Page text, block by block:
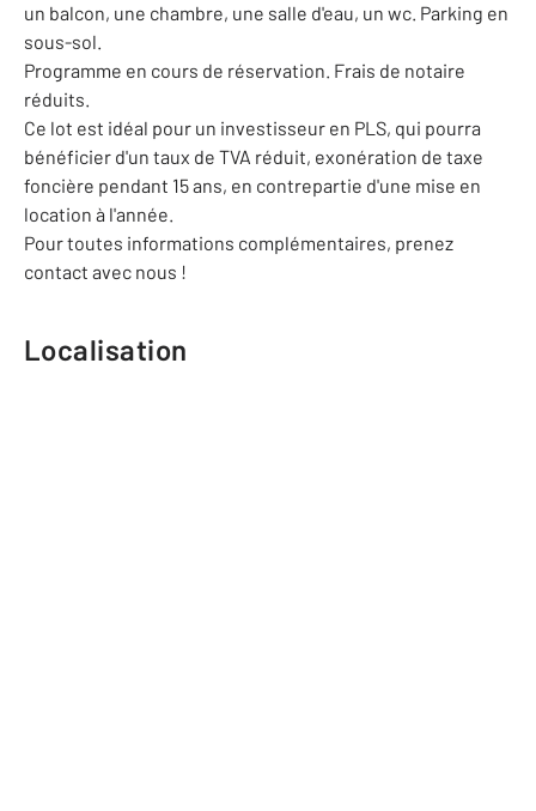
un balcon, une chambre, une salle d'eau, un wc. Parking en
sous-sol.
Programme en cours de réservation. Frais de notaire
réduits.
Ce lot est idéal pour un investisseur en PLS, qui pourra
bénéficier d'un taux de TVA réduit, exonération de taxe
foncière pendant 15 ans, en contrepartie d'une mise en
location à l'année.
Pour toutes informations complémentaires, prenez
contact avec nous !
Localisation